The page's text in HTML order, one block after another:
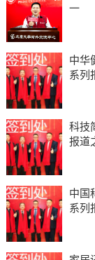
一
中华
系列
科技
报道
中国
系列